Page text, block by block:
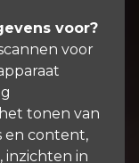
voor?
voor
tonen van
en content,
in